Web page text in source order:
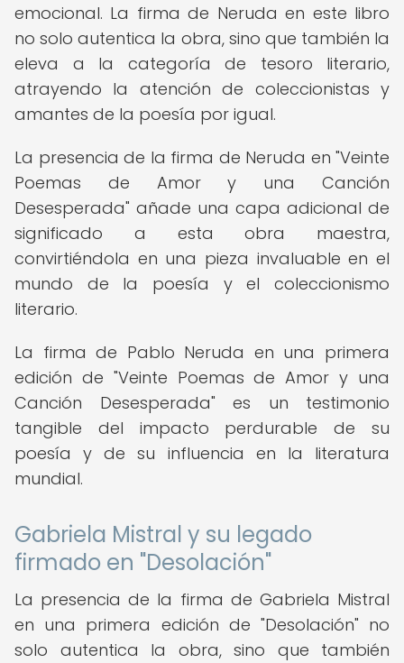
emocional. La firma de Neruda en este libro
no solo autentica la obra, sino que también la
eleva a la categoría de tesoro literario,
atrayendo la atención de coleccionistas y
amantes de la poesía por igual.
La presencia de la firma de Neruda en "Veinte
Poemas de Amor y una Canción
Desesperada" añade una capa adicional de
significado a esta obra maestra,
convirtiéndola en una pieza invaluable en el
mundo de la poesía y el coleccionismo
literario.
La firma de Pablo Neruda en una primera
edición de "Veinte Poemas de Amor y una
Canción Desesperada" es un testimonio
tangible del impacto perdurable de su
poesía y de su influencia en la literatura
mundial.
Gabriela Mistral y su legado
firmado en "Desolación"
La presencia de la firma de Gabriela Mistral
en una primera edición de "Desolación" no
solo autentica la obra, sino que también